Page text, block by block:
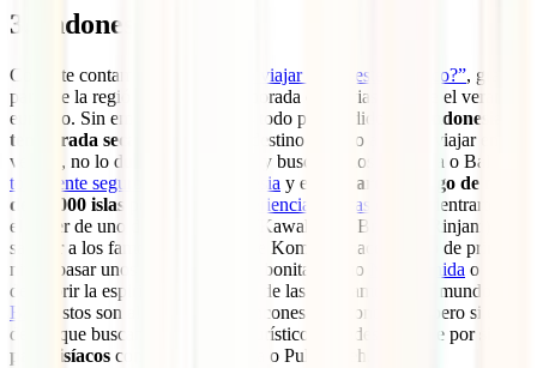
3. Indonesia
Como te contamos en “¿Cuándo viajar al Sudeste Asiático?”, gran
parte de la región “sufre” la temporada de lluvias durante el verano
europeo. Sin embargo, no lo des todo por perdido, ¡
en Indonesia es
temporada seca
! Si quieres un destino exótico a donde viajar en
verano, no lo dudes un momento y busca vuelos a Jakarta o Bali.
totalmente seguro viajar a Indonesia y en este archipiélago de más
de 17.000 islas
experiencias únicas
como adentrarte en
el cráter de uno de sus volcanes (Kawah Ijen, Bromo o Rinjani),
saludar a los famosos dragones de Komodo, hacer buceo de primer
nivel, pasar unos días en islas tan bonitas como
Nusa Penida o
descubrir la espiritualidad de una de las más famosas del mundo:
Bali
. Estos son algunos de sus rincones más conocidos, pero si eres
de los que buscan lugares poco turísticos, puedes perderte por
paradisíacos como Karimunjawa o Pulau Weh.